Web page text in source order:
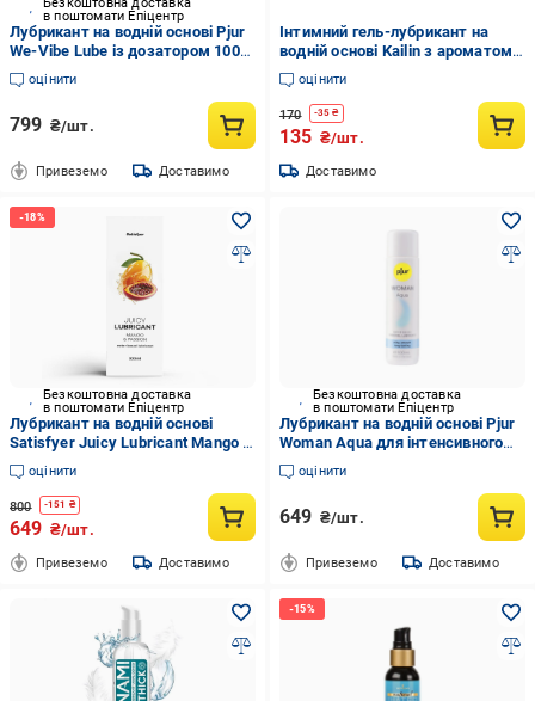
в поштомати Епіцентр
Лубрикант на водній основі Pjur
We-Vibe Lube із дозатором 100
мл (2179305649)
оцінити
799 ₴/шт.
Привеземо Доставимо
Інтимний гель-лубрикант на
водній основі Kailin з ароматом
полуниці 30 мл (1759126408)
оцінити
170 -35 ₴
135 ₴/шт.
Доставимо
Безкоштовна доставка
в поштомати Епіцентр
Лубрикант на водній основі
Satisfyer Juicy Lubricant Mango &
Passion water based 300 мл
(2767409471)
оцінити
800 -151 ₴
649 ₴/шт.
Привеземо Доставимо
Безкоштовна доставка
в поштомати Епіцентр
Лубрикант на водній основі Pjur
Woman Aqua для інтенсивного
ковзання зволоження та догляд
100 мл (2179335050)
оцінити
649 ₴/шт.
Привеземо Доставимо